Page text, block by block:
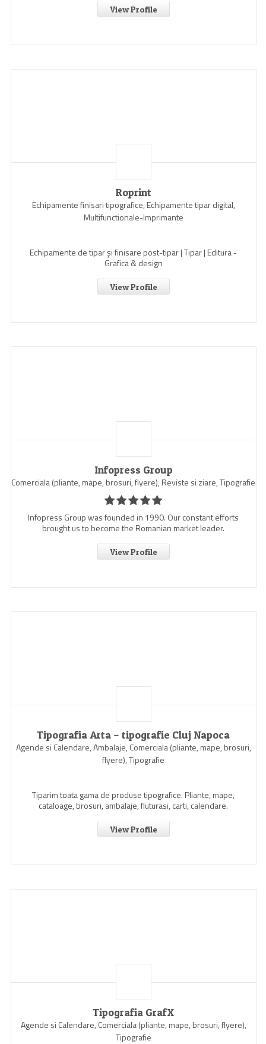
View Profile
Roprint
Echipamente finisari tipografice, Echipamente tipar digital,
Multifunctionale-Imprimante
Echipamente de tipar și finisare post-tipar | Tipar | Editura -
Grafica & design
View Profile
Infopress Group
Comerciala (pliante, mape, brosuri, flyere), Reviste si ziare, Tipografie
Infopress Group was founded in 1990. Our constant efforts
brought us to become the Romanian market leader.
View Profile
Tipografia Arta – tipografie Cluj Napoca
Agende si Calendare, Ambalaje, Comerciala (pliante, mape, brosuri,
flyere), Tipografie
Tiparim toata gama de produse tipografice. Pliante, mape,
cataloage, brosuri, ambalaje, fluturasi, carti, calendare.
View Profile
Tipografia GrafX
Agende si Calendare, Comerciala (pliante, mape, brosuri, flyere),
Tipografie